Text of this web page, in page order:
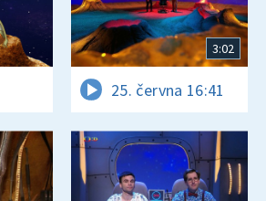
3:02
25. června 16:41